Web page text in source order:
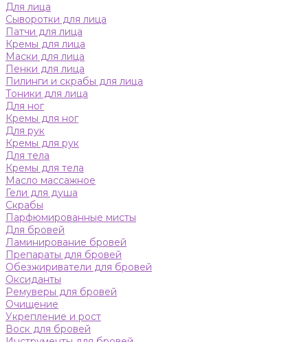
Для лица
Сыворотки для лица
Патчи для лица
Кремы для лица
Маски для лица
Пенки для лица
Пилинги и скрабы для лица
Тоники для лица
Для ног
Кремы для ног
Для рук
Кремы для рук
Для тела
Кремы для тела
Масло массажное
Гели для душа
Скрабы
Парфюмированные мисты
Для бровей
Ламинирование бровей
Препараты для бровей
Обезжириватели для бровей
Оксиданты
Ремуверы для бровей
Очищение
Укрепление и рост
Воск для бровей